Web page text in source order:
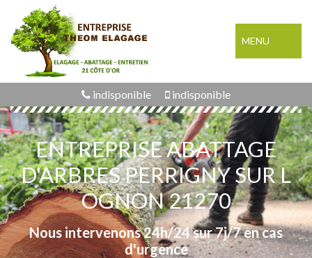
MENU
indisponible indisponible
ENTREPRISE ABATTAGE
D'ARBRES PERRIGNY SUR L
OGNON 21270
Nous intervenons 24h/24 sur 7j/7 en cas
d'urgence